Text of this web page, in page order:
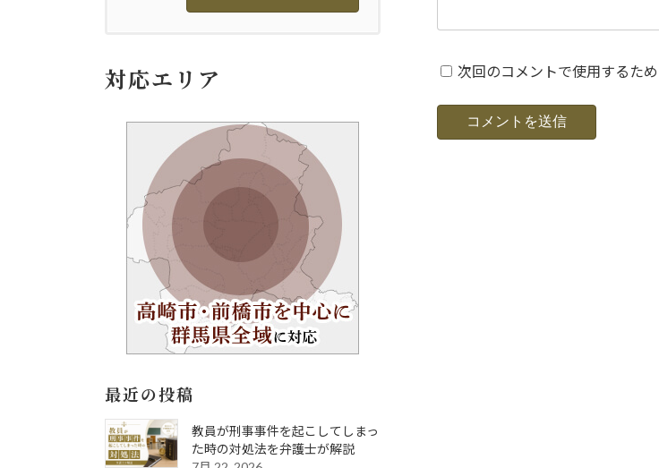
次回のコメントで使用するた
対応エリア
最近の投稿
教員が刑事事件を起こしてしまっ
た時の対処法を弁護士が解説